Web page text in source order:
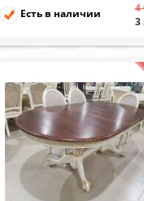
Есть в наличии
4
3